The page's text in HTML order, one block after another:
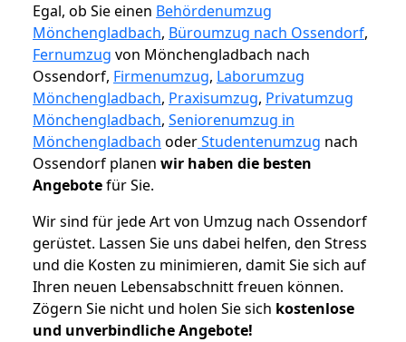
Egal, ob Sie einen Behördenumzug
Mönchengladbach, Büroumzug nach Ossendorf,
Fernumzug von Mönchengladbach nach
Ossendorf, Firmenumzug, Laborumzug
Mönchengladbach, Praxisumzug, Privatumzug
Mönchengladbach, Seniorenumzug in
Mönchengladbach oderStudentenumzug nach
Ossendorf planen wir haben die besten
Angebotefür Sie.
Wir sind für jede Art von Umzug nach Ossendorf
gerüstet. Lassen Sie uns dabei helfen, den Stress
und die Kosten zu minimieren, damit Sie sich auf
Ihren neuen Lebensabschnitt freuen können.
Zögern Sie nicht und holen Sie sich kostenlose
und unverbindliche Angebote!